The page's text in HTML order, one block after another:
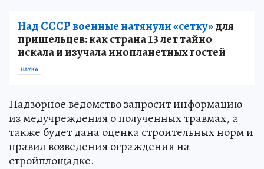
Над СССР военные натянули «сетку»для
пришельцев: как страна 13 лет тайно
искала и изучала инопланетных гостей
НАУКА
Надзорное ведомство запросит информацию
из медучреждения о полученных травмах, а
также будет дана оценка строительных норм и
правил возведения ограждения на
стройплощадке.